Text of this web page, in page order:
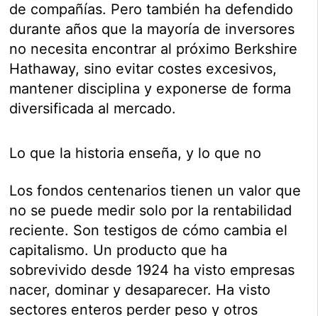
de compañías. Pero también ha defendido
durante años que la mayoría de inversores
no necesita encontrar al próximo Berkshire
Hathaway, sino evitar costes excesivos,
mantener disciplina y exponerse de forma
diversificada al mercado.
Lo que la historia enseña, y lo que no
Los fondos centenarios tienen un valor que
no se puede medir solo por la rentabilidad
reciente. Son testigos de cómo cambia el
capitalismo. Un producto que ha
sobrevivido desde 1924 ha visto empresas
nacer, dominar y desaparecer. Ha visto
sectores enteros perder peso y otros